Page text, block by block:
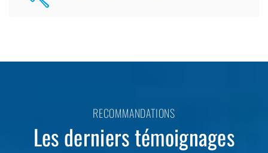
RECOMMANDATIONS
Les derniers témoignages